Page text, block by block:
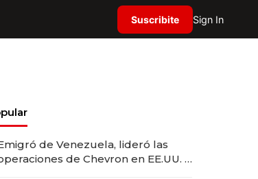
Suscribite Sign In
de Venezuela, lideró las
de Chevron en EE.UU. y